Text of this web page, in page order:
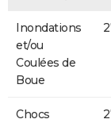
Inondations
et/ou
Coulées de
Boue
Chocs